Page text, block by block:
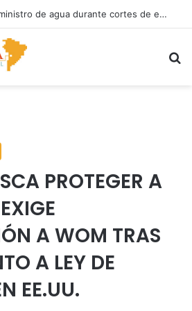
FOSIS garantiza suministro de agua durante cortes de energía a más de 900 vecinos de Antofagasta
PROTEGER A
A WOM TRAS
A LEY DE
EE.UU.